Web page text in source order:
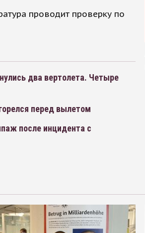
проводит проверку по
два вертолета. Четыре
перед вылетом
после инцидента с